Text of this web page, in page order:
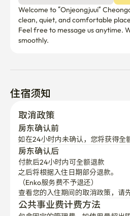
该位置便于前往江南区、三星区
潭区和汉江地区。
外国客人通常更喜欢这个区域，
潭豪华街、道山公园、咖啡馆、
这个地点特别适合需要轻松前往
间、附近医院、购物区、咖啡馆
汉江入口也近在咫尺，因此客人
或轻量户外活动。
[额外描述]
Welcome to “Onjeongjuui”
clean, quiet, and comfortable
Feel free to message us anytime.
smoothly.
住宿须知
取消政策
房东确认前
如在24小时内未确认，您将获得全
房东确认后
付款后24小时内可全额退款
之后将根据入住日期部分退款。
（Enko服务费不予退还）
查看您的入住期间的取消政策，请
公共事业费计费方法